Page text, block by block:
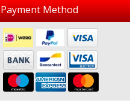
Payment Method